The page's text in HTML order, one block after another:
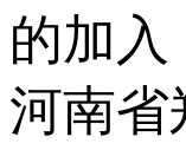
的加入
河南省